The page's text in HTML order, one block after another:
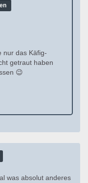
nur das Käfig-
getraut haben
😉
was absolut anderes